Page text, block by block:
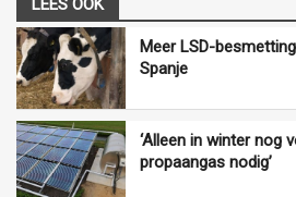
LEES OOK
Meer LSD-
Spanje
‘Alleen in winter nog
propaangas nodig’